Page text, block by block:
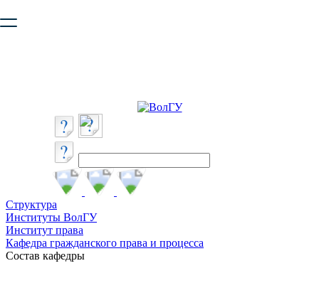
безопасную работу с сайтом. Пожалуйста
Структура
Институты ВолГУ
Институт права
Кафедра гражданского права и процесса
Состав кафедры